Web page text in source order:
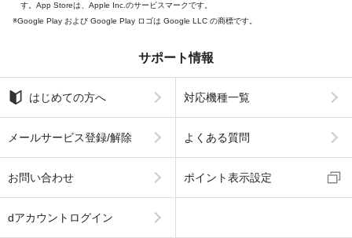
す。App Storeは、Apple Inc.のサービスマークです。
Google Play および Google Play ロゴは Google LLC の商標です。
サポート情報
はじめての方へ 対応機種一覧
メールサービス登録/解除 よくある質問
お問い合わせ ポイント表示設定
dアカウントログイン